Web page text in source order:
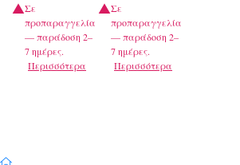
Σε
προπαραγγελία
— παράδοση 2–
7 ημέρες.
Περισσότερα
Σε
προπαραγγελία
— παράδοση 2–
7 ημέρες.
Περισσότερα